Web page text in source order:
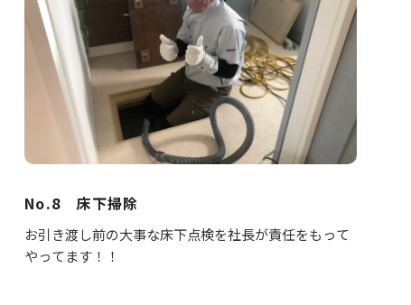
No.8 床下掃除
お引き渡し前の大事な床下点検を社長が責任をもって
やってます！！